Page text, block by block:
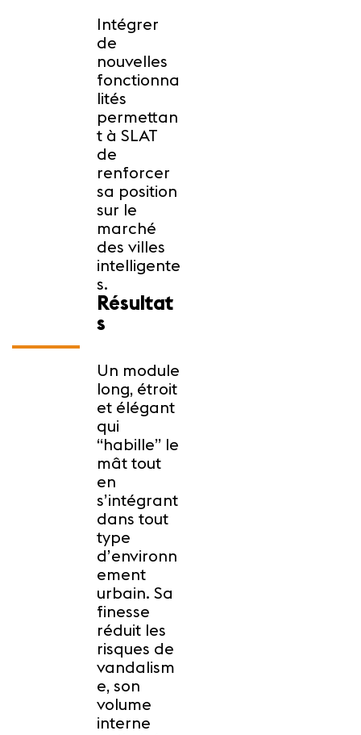
Intégrer
de
nouvelles
fonctionna
lités
permettan
t à SLAT
de
renforcer
sa position
sur le
marché
des villes
intelligente
s.
Résultat
s
Un module
long, étroit
et élégant
qui
“habille” le
mât tout
en
s’intégrant
dans tout
type
d’environn
ement
urbain. Sa
finesse
réduit les
risques de
vandalism
e, son
volume
interne